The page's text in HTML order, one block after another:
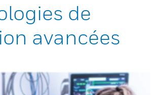
de
avancées